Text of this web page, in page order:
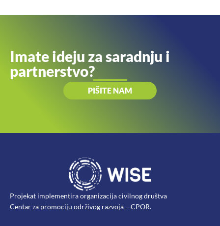
Imate ideju za saradnju i
partnerstvo?
PIŠITE NAM
Projekat implementira organizacija civilnog društva
Centar za promociju održivog razvoja – CPOR.